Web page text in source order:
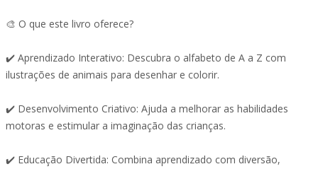
🎨 O que este livro oferece?
✔️ Aprendizado Interativo: Descubra o alfabeto de A a Z com
ilustrações de animais para desenhar e colorir.
✔️ Desenvolvimento Criativo: Ajuda a melhorar as habilidades
motoras e estimular a imaginação das crianças.
✔️ Educação Divertida: Combina aprendizado com diversão,